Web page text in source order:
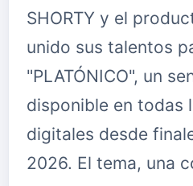
SHORTY y el
unido sus talentos
"PLATÓNICO", un
disponible en todas
digitales desde
2026. El tema, una